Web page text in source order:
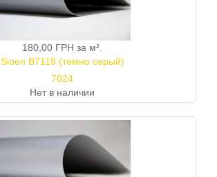
180,00 ГРН за м².
Sioen B7119 (темно серый)
7024
Нет в наличии